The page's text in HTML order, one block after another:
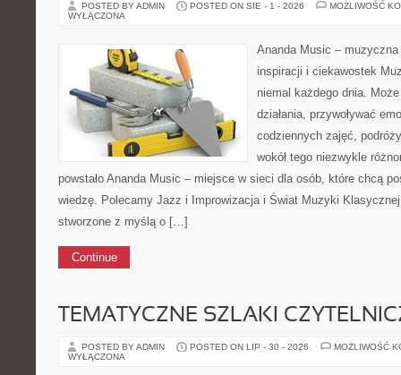
POSTED BY ADMIN POSTED ON SIE - 1 - 2026
MOŻLIWOŚĆ
WYŁĄCZONA
Ananda Music – muzyczna
inspiracji i ciekawostek
niemal każdego dnia.
działania, przywoływać
codziennych zajęć,
wokół tego niezwykle
powstało Ananda Music – miejsce w sieci dla osób, które chcą
wiedzę. Polecamy Jazz i Improwizacja i Świat Muzyki
stworzone z myślą o […]
Continue
TEMATYCZNE SZLAKI
POSTED BY ADMIN POSTED ON LIP - 30 - 2026
MOŻLIWOŚĆ
WYŁĄCZONA